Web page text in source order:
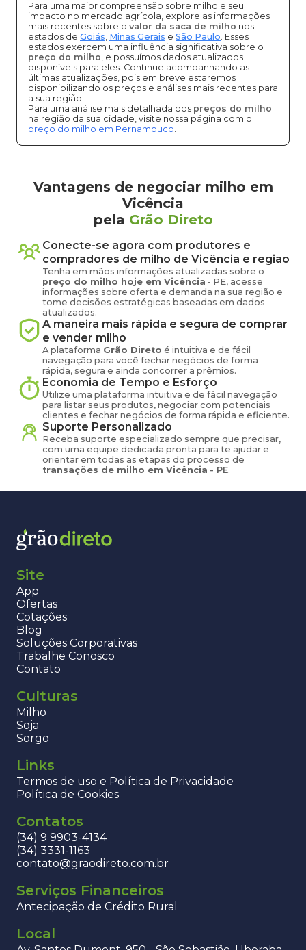
Para uma maior compreensão sobre milho e seu
impacto no mercado agrícola, explore as informações
mais recentes sobre o valor da saca de milho nos
estados de Goiás, Minas Gerais e São Paulo. Esses
estados exercem uma influência significativa sobre o
preço do milho, e possuímos dados atualizados
disponíveis para eles. Continue acompanhando as
últimas atualizações, pois em breve estaremos
disponibilizando os preços e análises mais recentes para
a sua região.
Para uma análise mais detalhada dos preços do milho
na região da sua cidade, visite nossa página com o
preço do milho em Pernambuco.
Vantagens de negociar milho em
Vicência
pela Grão Direto
Conecte-se agora com produtores e
compradores de milho de Vicência e região
Tenha em mãos informações atualizadas sobre o
preço do milho hoje em Vicência - PE, acesse
informações sobre oferta e demanda na sua região e
tome decisões estratégicas baseadas em dados
atualizados.
A maneira mais rápida e segura de comprar
e vender milho
A plataforma Grão Direto é intuitiva e de fácil
navegação para você fechar negócios de forma
rápida, segura e ainda concorrer a prêmios.
Economia de Tempo e Esforço
Utilize uma plataforma intuitiva e de fácil navegação
para listar seus produtos, negociar com potenciais
clientes e fechar negócios de forma rápida e eficiente.
Suporte Personalizado
Receba suporte especializado sempre que precisar,
com uma equipe dedicada pronta para te ajudar e
orientar em todas as etapas do processo de
transações de milho em Vicência - PE.
Site
App
Ofertas
Cotações
Blog
Soluções Corporativas
Trabalhe Conosco
Contato
Culturas
Milho
Soja
Sorgo
Links
Termos de uso e Política de Privacidade
Política de Cookies
Contatos
(34) 9 9903-4134
(34) 3331-1163
contato@graodireto.com.br
Serviços Financeiros
Antecipação de Crédito Rural
Local